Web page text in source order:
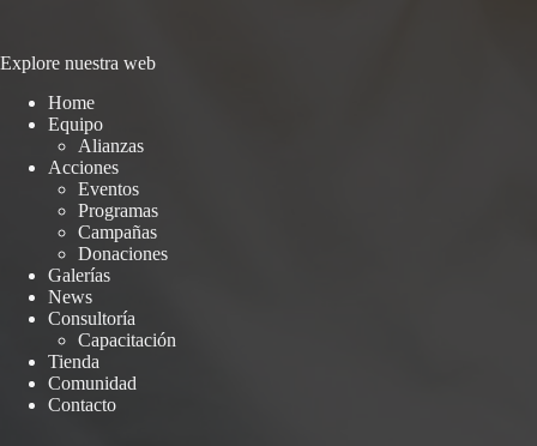
Explore nuestra web
Home
Equipo
Alianzas
Acciones
Eventos
Programas
Campañas
Donaciones
Galerías
News
Consultoría
Capacitación
Tienda
Comunidad
Contacto